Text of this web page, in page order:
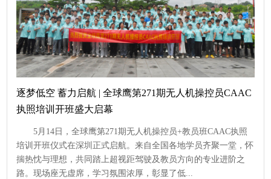
查看
逐梦低空 蓄力启航 | 全球鹰第271期无人机操控员CAAC
执照培训开班盛大启幕
5月14日，全球鹰第271期无人机操控员+教员班CAAC执照
培训开班仪式在深圳正式启航。来自全国各地学员齐聚一堂，怀
揣热忱与理想，共同踏上超视距驾驶及教员方向的专业进阶之
路。现场座无虚席，学习氛围浓厚，彰显了低...